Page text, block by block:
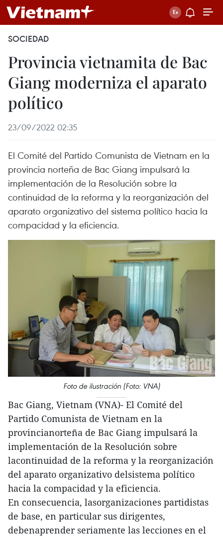
SOCIEDAD
Provincia vietnamita de Bac
Giang moderniza el aparato
político
23/09/2022 02:35
El Comité del Partido Comunista de Vietnam en la
provincia norteña de Bac Giang impulsará la
implementación de la Resolución sobre la
continuidad de la reforma y la reorganización del
aparato organizativo del sistema político hacia la
compacidad y la eficiencia.
Foto de ilustración (Foto: VNA)
Bac Giang, Vietnam (VNA)- El Comité del
Partido Comunista de Vietnam en la
provincianorteña de Bac Giang impulsará la
implementación de la Resolución sobre
lacontinuidad de la reforma y la reorganización
del aparato organizativo delsistema político
hacia la compacidad y la eficiencia.
En consecuencia, lasorganizaciones partidistas
de base, en particular sus dirigentes,
debenaprender seriamente las lecciones en el